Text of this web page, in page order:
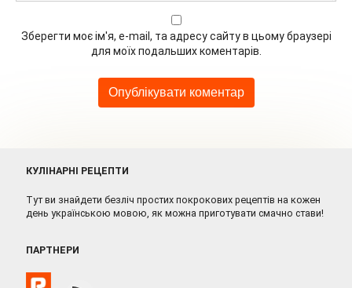
Зберегти моє ім'я, e-mail, та адресу сайту в цьому браузері
для моїх подальших коментарів.
КУЛІНАРНІ РЕЦЕПТИ
Тут ви знайдети безліч простих покрокових рецептів на кожен
день українською мовою, як можна приготувати смачно стави!
ПАРТНЕРИ